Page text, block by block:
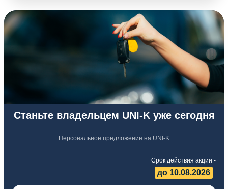
Станьте владельцем UNI-K уже сегодня
Персональное предложение на UNI-K
Срок действия акции -
до 10.08.2026